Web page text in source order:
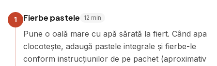
1 Fierbe pastele 12 min
Pune o oală mare cu apă sărată la fiert. Când apa
clocotește, adaugă pastele integrale și fierbe-le
conform instrucțiunilor de pe pachet (aproximativ